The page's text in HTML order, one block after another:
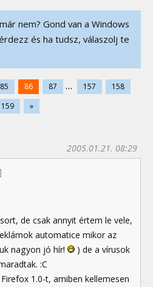
nem? Gond van a Windows
és ha tudsz, válaszolj te
85 86 87 ... 157
158
159
»
2005.01.21. 08:29
de csak annyit értem le vele,
automatice mikor az
nagyon jó hír!
) de a vírusok
:C
1.0-t, amiben kellemesen